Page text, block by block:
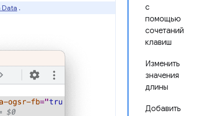
с
помощью
сочетаний
клавиш
Изменить
значения
длины
Добавить
Data .